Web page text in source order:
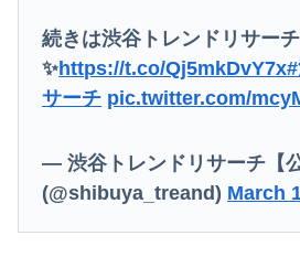
続きは渋谷トレンドリサー
✨https://t.co/Qj5mkDvY7x
サーチ pic.twitter.com/
— 渋谷トレンドリサーチ【公
(@shibuya_treand) March